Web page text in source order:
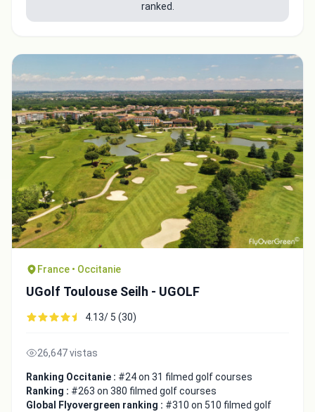
ranked.
France • Occitanie
UGolf Toulouse Seilh - UGOLF
4.13/ 5 (30)
26,647 vistas
Ranking Occitanie : #24 on 31 filmed golf courses
Ranking : #263 on 380 filmed golf courses
Global Flyovergreen ranking : #310 on 510 filmed golf